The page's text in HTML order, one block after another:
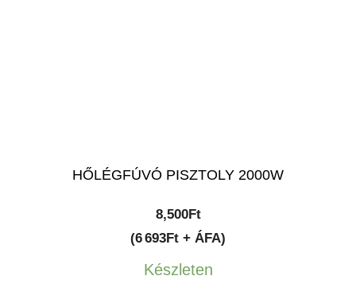
HŐLÉGFÚVÓ PISZTOLY 2000W
8,500Ft
(6 693Ft + ÁFA)
Készleten